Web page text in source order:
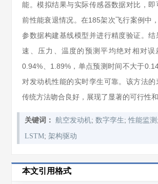
能。模拟结果与实际传感器数据对比，即
前性能衰退情况。在185架次飞行案例中
参数据构建基线模型并进行精度验证。
速、压力、温度的预测平均绝对相对误
0.94%、1.89%，单点预测时间不大于
对发动机性能的实时孪生可靠。该方法
传统方法吻合良好，展现了显著的可行性和
关键词： 航空发动机;数字孪生;性能监测 ;
LSTM;架构驱动
本文引用格式